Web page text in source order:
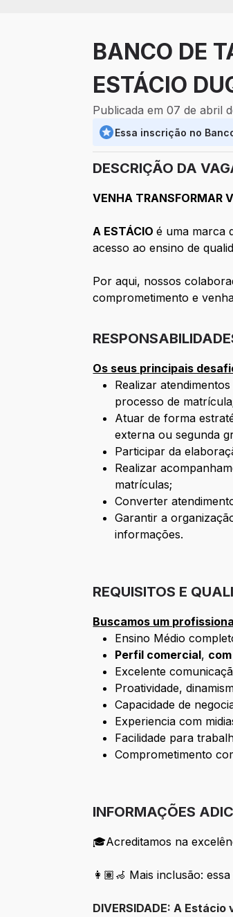
BANCO DE
ESTÁCIO
Publicada em 07 de abril
Essa inscrição no
DESCRIÇÃO DA
VENHA TRANSFORMAR
A ESTÁCIOé uma marca
acesso ao ensino de
Por aqui, nossos
comprometimento e
Os seus principais
Realizar
processo de
Atuar de forma
externa ou segunda
Participar da
Realizar
matrículas;
Converter
Garantir a
informações.
REQUISITOS E
Buscamos um
Ensino Médio
Perfil comercial,
Excelente
Proatividade,
Capacidade de
Experiencia com
Facilidade para
Comprometimento
INFORMAÇÕES
🎓Acreditamos na
👩🏽‍🦽 Mais inclusão:
DIVERSIDADE: A